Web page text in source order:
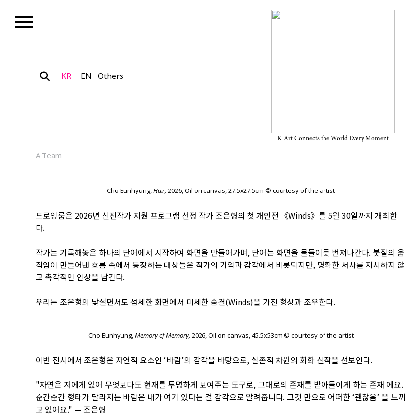
KR EN Others
K-Art Connects the World Every Moment
A Team
Cho Eunhyung,Hair, 2026, Oil on canvas, 27.5x27.5cm © courtesy of the artist
드로잉룸은 2026년 신진작가 지원 프로그램 선정 작가 조은형의 첫 개인전 《Winds》를 5월 30일까지 개최한
다.
작가는 기록해놓은 하나의 단어에서 시작하여 화면을 만들어가며, 단어는 화면을 물들이듯 번져나간다. 붓질의 움
직임이 만들어낸 흐름 속에서 등장하는 대상들은 작가의 기억과 감각에서 비롯되지만, 명확한 서사를 지시하지 않
고 촉각적인 인상을 남긴다.
우리는 조은형의 낯설면서도 섬세한 화면에서 미세한 숨결(Winds)을 가진 형상과 조우한다.
Cho Eunhyung,Memory of Memory, 2026, Oil on canvas, 45.5x53cm © courtesy of the artist
이번 전시에서 조은형은 자연적 요소인 ‘바람’의 감각을 바탕으로, 실존적 차원의 회화 신작을 선보인다.
"자연은 저에게 있어 무엇보다도 현재를 투명하게 보여주는 도구로, 그대로의 존재를 받아들이게 하는 존재 에요.
순간순간 형태가 달라지는 바람은 내가 여기 있다는 걸 감각으로 알려줍니다. 그것 만으로 어떠한 ‘괜찮음’ 을 느끼
고 있어요." — 조은형